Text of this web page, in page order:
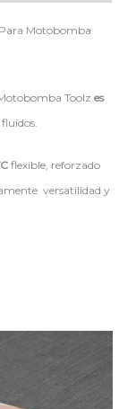
Motobomba
Toolzes
flexible, reforzado
versatilidad y